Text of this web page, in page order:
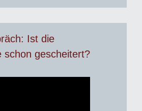
Ist die
schon gescheitert?